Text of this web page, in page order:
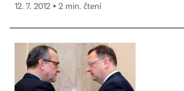
12. 7. 2012 ▪ 2 min. čtení